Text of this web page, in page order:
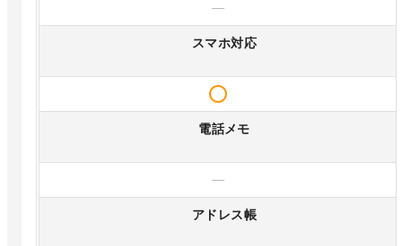
—
スマホ対応
電話メモ
—
アドレス帳